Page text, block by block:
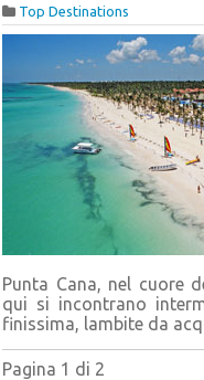
Top Destinations
Punta Cana, nel cuore
qui si incontrano
finissima, lambite da
Pagina 1 di 2